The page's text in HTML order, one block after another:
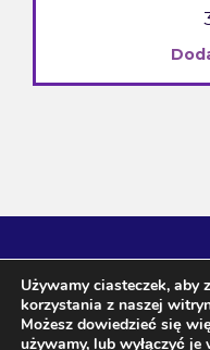
Używamy ciasteczek,
korzystania z naszej
Możesz dowiedzieć się
używamy, lub wyłączyć je